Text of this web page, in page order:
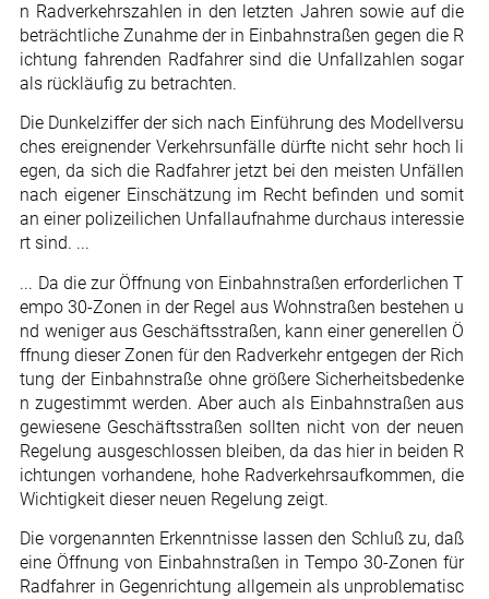
n Radverkehrszahlen in den letzten Jahren sowie auf die
beträchtliche Zunahme der in Einbahnstraßen gegen die R
ichtung fahrenden Radfahrer sind die Unfallzahlen sogar
als rückläufig zu betrachten.
Die Dunkelziffer der sich nach Einführung des Modellversu
ches ereignender Verkehrsunfälle dürfte nicht sehr hoch li
egen, da sich die Radfahrer jetzt bei den meisten Unfällen
nach eigener Einschätzung im Recht befinden und somit
an einer polizeilichen Unfallaufnahme durchaus interessie
rt sind. ...
... Da die zur Öffnung von Einbahnstraßen erforderlichen T
empo 30-Zonen in der Regel aus Wohnstraßen bestehen u
nd weniger aus Geschäftsstraßen, kann einer generellen Ö
ffnung dieser Zonen für den Radverkehr entgegen der Rich
tung der Einbahnstraße ohne größere Sicherheitsbedenke
n zugestimmt werden. Aber auch als Einbahnstraßen aus
gewiesene Geschäftsstraßen sollten nicht von der neuen
Regelung ausgeschlossen bleiben, da das hier in beiden R
ichtungen vorhandene, hohe Radverkehrsaufkommen, die
Wichtigkeit dieser neuen Regelung zeigt.
Die vorgenannten Erkenntnisse lassen den Schluß zu, daß
eine Öffnung von Einbahnstraßen in Tempo 30-Zonen für
Radfahrer in Gegenrichtung allgemein als unproblematisc